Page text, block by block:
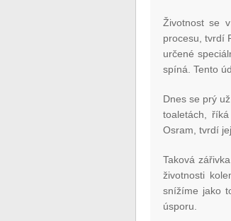
Životnost se
procesu, tvrdí
určené
spíná. Tento
Dnes se prý
toaletách,
Osram, tvrdí
Taková
životnosti
snížíme jako
úsporu.